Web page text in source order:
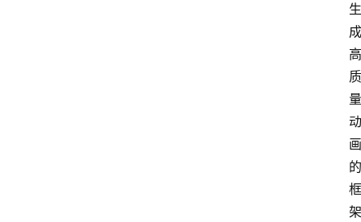
生
成
高
质
量
动
画
的
框
架